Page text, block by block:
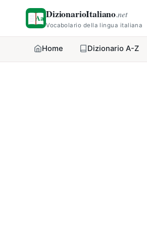
DizionarioItaliano.net
Vocabolario della lingua italiana
Home Dizionario A-Z